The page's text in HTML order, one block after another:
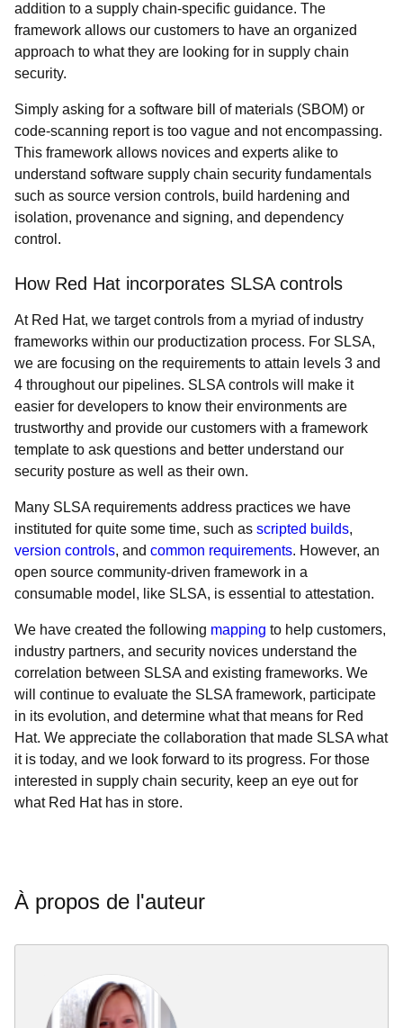
addition to a supply chain-specific guidance. The
framework allows our customers to have an organized
approach to what they are looking for in supply chain
security.
Simply asking for a software bill of materials (SBOM) or
code-scanning report is too vague and not encompassing.
This framework allows novices and experts alike to
understand software supply chain security fundamentals
such as source version controls, build hardening and
isolation, provenance and signing, and dependency
control.
How Red Hat incorporates SLSA controls
At Red Hat, we target controls from a myriad of industry
frameworks within our productization process. For SLSA,
we are focusing on the requirements to attain levels 3 and
4 throughout our pipelines. SLSA controls will make it
easier for developers to know their environments are
trustworthy and provide our customers with a framework
template to ask questions and better understand our
security posture as well as their own.
Many SLSA requirements address practices we have
instituted for quite some time, such as scripted builds,
version controls, and common requirements. However, an
open source community-driven framework in a
consumable model, like SLSA, is essential to attestation.
We have created the following mapping to help customers,
industry partners, and security novices understand the
correlation between SLSA and existing frameworks. We
will continue to evaluate the SLSA framework, participate
in its evolution, and determine what that means for Red
Hat. We appreciate the collaboration that made SLSA what
it is today, and we look forward to its progress. For those
interested in supply chain security, keep an eye out for
what Red Hat has in store.
À propos de l'auteur